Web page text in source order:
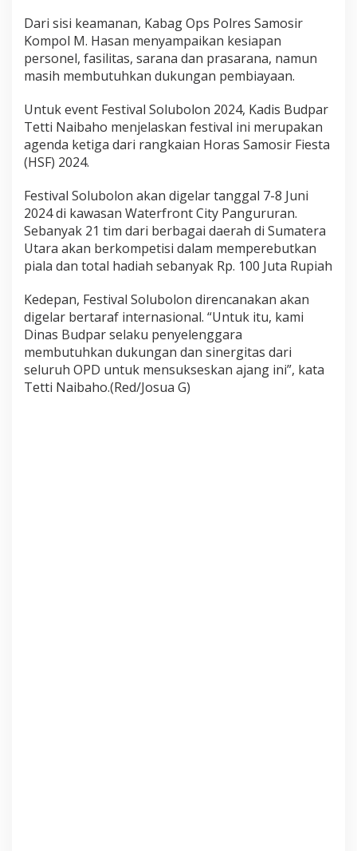
Dari sisi keamanan, Kabag Ops Polres Samosir
Kompol M. Hasan menyampaikan kesiapan
personel, fasilitas, sarana dan prasarana, namun
masih membutuhkan dukungan pembiayaan.
Untuk event Festival Solubolon 2024, Kadis Budpar
Tetti Naibaho menjelaskan festival ini merupakan
agenda ketiga dari rangkaian Horas Samosir Fiesta
(HSF) 2024.
Festival Solubolon akan digelar tanggal 7-8 Juni
2024 di kawasan Waterfront City Pangururan.
Sebanyak 21 tim dari berbagai daerah di Sumatera
Utara akan berkompetisi dalam memperebutkan
piala dan total hadiah sebanyak Rp. 100 Juta Rupiah
Kedepan, Festival Solubolon direncanakan akan
digelar bertaraf internasional. “Untuk itu, kami
Dinas Budpar selaku penyelenggara
membutuhkan dukungan dan sinergitas dari
seluruh OPD untuk mensukseskan ajang ini”, kata
Tetti Naibaho.(Red/Josua G)